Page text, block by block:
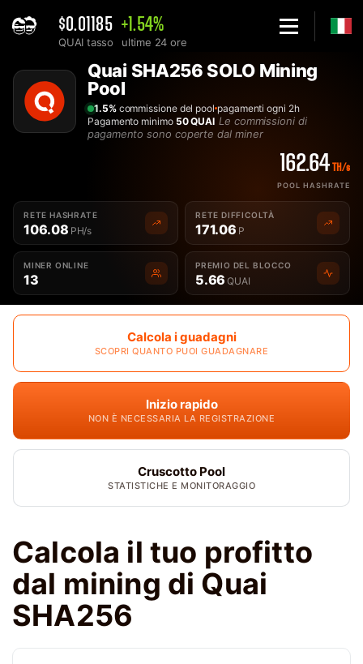
$0.01185
QUAI tasso
+1.54%
ultime 24 ore
Solo Quai SHA256 QUAISHA Mining Pool di criptovaluta -
Quai SHA256 SOLO Mining
Pool
1.5%commissione del pool pagamenti ogni 2h
Pagamento minimo 50 QUAI Le commissioni di
pagamento sono coperte dal miner
162.64 TH/s
POOL HASHRATE
RETE HASHRATE
106.08 PH/s
RETE DIFFICOLTÀ
171.06 P
MINER ONLINE
13
PREMIO DEL BLOCCO
5.66 QUAI
Calcola i guadagni
SCOPRI QUANTO PUOI GUADAGNARE
Inizio rapido
NON È NECESSARIA LA REGISTRAZIONE
Cruscotto Pool
STATISTICHE E MONITORAGGIO
Calcola il tuo profitto
dal mining di Quai
SHA256